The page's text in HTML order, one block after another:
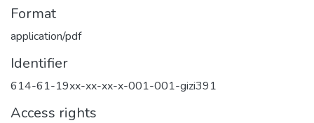
Format
application/pdf
Identifier
614-61-19xx-xx-xx-x-001-001-gizi391
Access rights